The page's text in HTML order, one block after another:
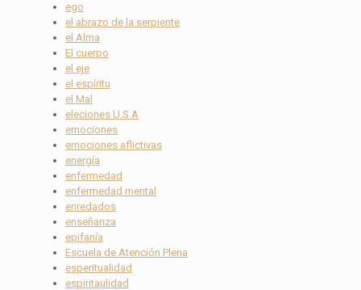
ego
el abrazo de la serpiente
el Alma
El cuerpo
el eje
el espíritu
el Mal
eleciones U.S.A
emociones
emociones aflictivas
energía
enfermedad
enfermedad mental
enredados
enseñanza
epifanía
Escuela de Atención Plena
esperitualidad
espiritaulidad